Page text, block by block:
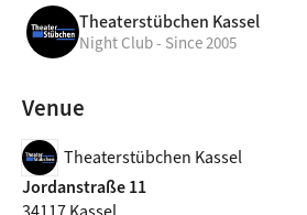
Theaterstübchen Kassel
Night Club - Since 2005
Venue
Theaterstübchen Kassel
Jordanstraße 11